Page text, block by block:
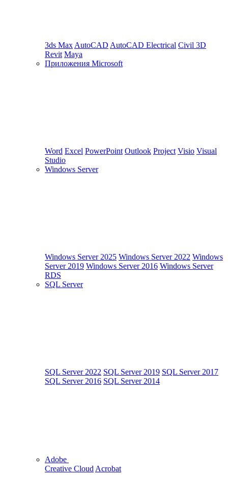
3ds Max AutoCAD AutoCAD Electrical Civil 3D
Revit Maya
Приложения Microsoft
Word Excel PowerPoint Outlook Project Visio Visual
Studio
Windows Server
Windows Server 2025 Windows Server 2022 Windows
Server 2019 Windows Server 2016 Windows Server
RDS
SQL Server
SQL Server 2022 SQL Server 2019 SQL Server 2017
SQL Server 2016 SQL Server 2014
Adobe
Creative Cloud Acrobat